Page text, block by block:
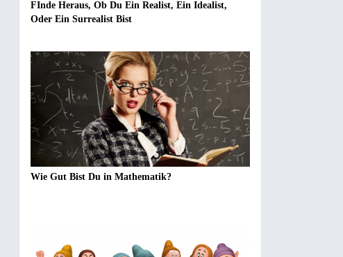
FInde Heraus, Ob Du Ein Realist, Ein Idealist,
Oder Ein Surrealist Bist
Wie Gut Bist Du in Mathematik?